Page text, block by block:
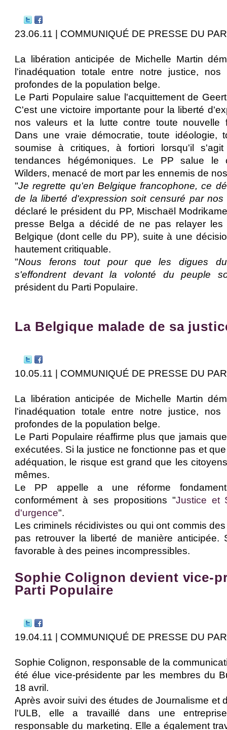
23.06.11 | COMMUNIQUÉ DE PRESSE DU
La libération anticipée de Michelle Martin
l'inadéquation totale entre notre justice,
profondes de la population belge.
Le Parti Populaire salue l'acquittement de
C'est une victoire importante pour la liberté
nos valeurs et la lutte contre toute nouvelle
Dans une vraie démocratie, toute idéologie,
soumise à critiques, à fortiori lorsqu'il
tendances hégémoniques. Le PP salue le
Wilders, menacé de mort par les ennemis de
"Je regrette qu'en Belgique francophone, ce
de la liberté d'expression soit censuré par nos
déclaré le président du PP, Mischaël
presse Belga a décidé de ne pas relayer les
Belgique (dont celle du PP), suite à une
hautement critiquable.
"Nous ferons tout pour que les digues du
s'effondrent devant la volonté du peuple
président du Parti Populaire.
La Belgique malade de sa
10.05.11 | COMMUNIQUÉ DE PRESSE DU
La libération anticipée de Michelle Martin
l'inadéquation totale entre notre justice,
profondes de la population belge.
Le Parti Populaire réaffirme plus que jamais
exécutées. Si la justice ne fonctionne pas et
adéquation, le risque est grand que les
mêmes.
Le PP appelle a une réforme
conformément à ses propositions "Justice et
d'urgence".
Les criminels récidivistes ou qui ont commis
pas retrouver la liberté de manière
favorable à des peines incompressibles.
Sophie Colignon devient vice-
Parti Populaire
19.04.11 | COMMUNIQUÉ DE PRESSE DU
Sophie Colignon, responsable de la
été élue vice-présidente par les membres du
18 avril.
Après avoir suivi des études de Journalisme et
l'ULB, elle a travaillé dans une
responsable du marketing. Elle a également